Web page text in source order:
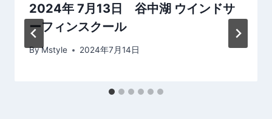
ョ
ン
2024年 7月13日 谷中湖 ウインドサ
ーフィンスクール
ByMstyle 2024年7月14日